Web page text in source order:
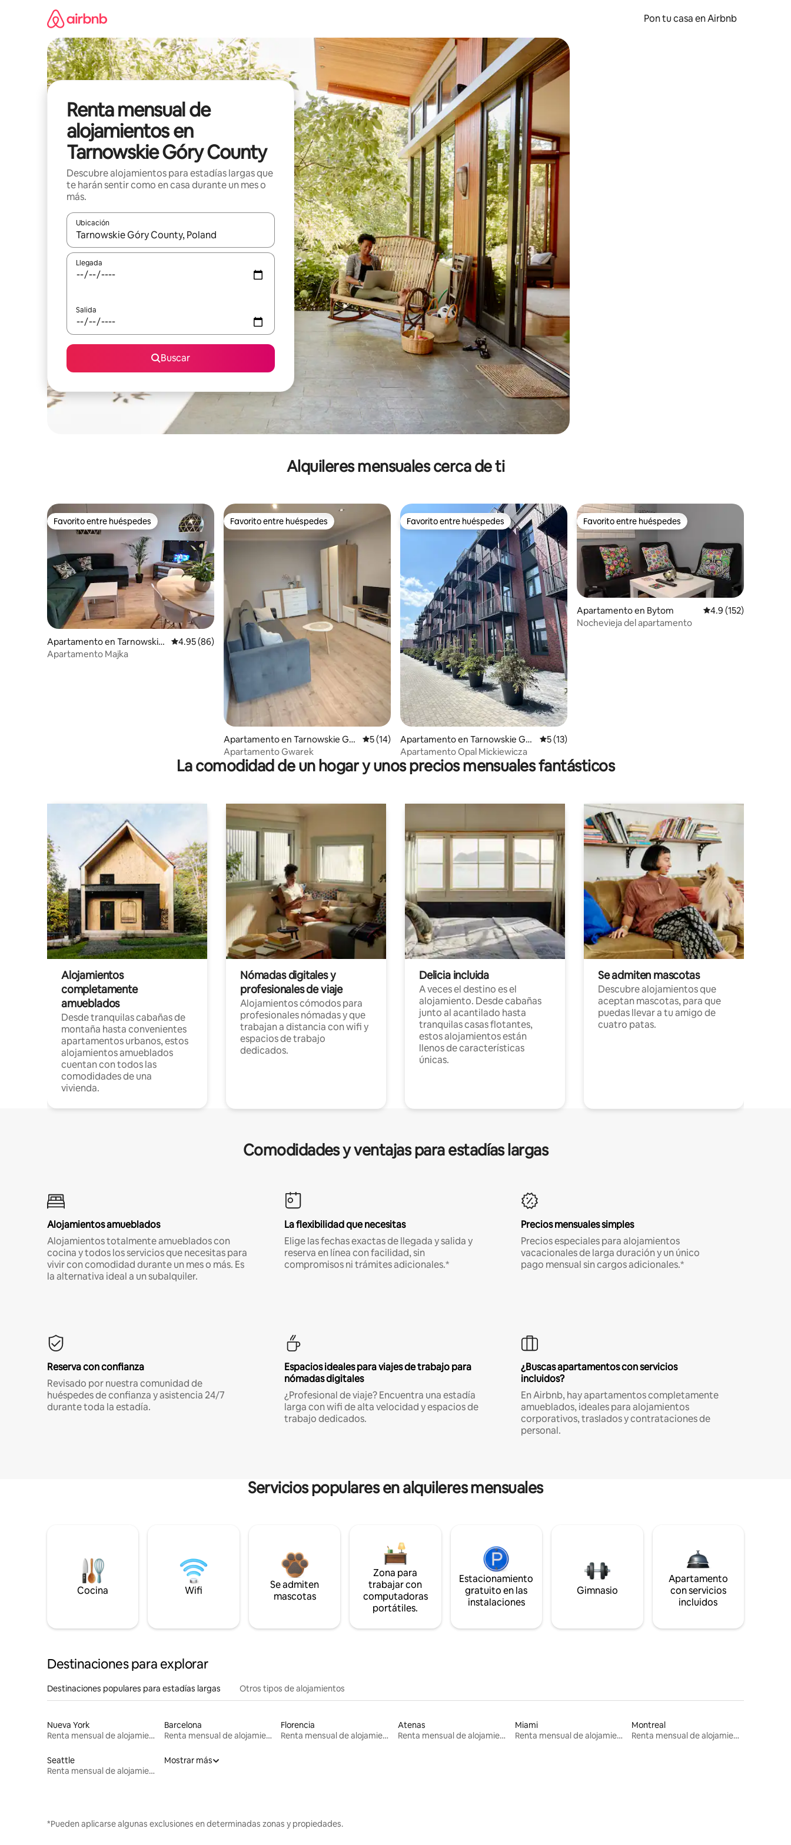
Pon tu casa en Airbnb
Renta mensual de
alojamientos en
Tarnowskie Góry County
Descubre alojamientos para estadías largas que
te harán sentir como en casa durante un mes o
más.
Ubicación
Cuando los resultados estén disponibles, navega con las teclas de flecha hacia arriba y hacia abajo o explora con el tacto o desliza el dedo.
Llegada
Salida
Buscar
Alquileres mensuales cerca de ti
Favorito entre huéspedes
Favorito entre huéspedes
Apartamento en Tarnowskie
Góry
Calificación promedio: 4.95 de 5, 86 reseñas
4.95 (86)
Apartamento Majka
Favorito entre huéspedes
Favorito entre huéspedes
Apartamento en Tarnowskie Gór
y
Calificación promedio: 5 de 5, 14 reseñas
5 (14)
Apartamento Gwarek
Favorito entre huéspedes
Favorito entre huéspedes
Apartamento en Tarnowskie Gór
y
Calificación promedio: 5 de 5, 13 reseñas
5 (13)
Apartamento Opal Mickiewicza
Favorito entre huéspedes
Favorito entre huéspedes
Apartamento en Bytom Calificación
4.9 (152)
Nochevieja del apartamento
La comodidad de un hogar y unos precios mensuales fantásticos
Alojamientos
completamente
amueblados
Desde tranquilas cabañas de
montaña hasta convenientes
apartamentos urbanos, estos
alojamientos amueblados
cuentan con todos las
comodidades de una
vivienda.
Nómadas digitales y
profesionales de viaje
Alojamientos cómodos para
profesionales nómadas y que
trabajan a distancia con wifi y
espacios de trabajo
dedicados.
Delicia incluida
A veces el destino es el
alojamiento. Desde cabañas
junto al acantilado hasta
tranquilas casas flotantes,
estos alojamientos están
llenos de características
únicas.
Se admiten mascotas
Descubre alojamientos que
aceptan mascotas, para que
puedas llevar a tu amigo de
cuatro patas.
Comodidades y ventajas para estadías largas
Alojamientos amueblados
Alojamientos totalmente amueblados con
cocina y todos los servicios que necesitas para
vivir con comodidad durante un mes o más. Es
la alternativa ideal a un subalquiler.
La flexibilidad que necesitas
Elige las fechas exactas de llegada y salida y
reserva en línea con facilidad, sin
compromisos ni trámites adicionales.*
Precios mensuales simples
Precios especiales para alojamientos
vacacionales de larga duración y un único
pago mensual sin cargos adicionales.*
Reserva con confianza
Revisado por nuestra comunidad de
huéspedes de confianza y asistencia 24/7
durante toda la estadía.
Espacios ideales para viajes de trabajo para
nómadas digitales
¿Profesional de viaje? Encuentra una estadía
larga con wifi de alta velocidad y espacios de
trabajo dedicados.
¿Buscas apartamentos con servicios
incluidos?
En Airbnb, hay apartamentos completamente
amueblados, ideales para alojamientos
corporativos, traslados y contrataciones de
personal.
Servicios populares en alquileres mensuales
Cocina Wifi
Se admiten
mascotas
Zona para
trabajar con
computadoras
portátiles.
Estacionamiento
gratuito en las
instalaciones
Gimnasio
Apartamento
con servicios
incluidos
Destinaciones para explorar
Destinaciones populares para estadías largas Otros tipos de alojamientos
Nueva York
Renta mensual de alojamientos
Barcelona
Renta mensual de alojamientos
Florencia
Renta mensual de alojamientos
Atenas
Renta mensual de alojamientos
Miami
Renta mensual de alojamientos
Montreal
Renta mensual de alojamientos
Seattle
Renta mensual de alojamientos
Mostrar más
*Pueden aplicarse algunas exclusiones en determinadas zonas y propiedades.